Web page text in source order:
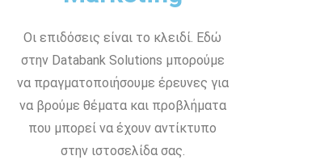
Οι επιδόσεις είναι το κλειδί. Εδώ
στην Databank Solutions μπορούμε
να πραγματοποιήσουμε έρευνες για
να βρούμε θέματα και προβλήματα
που μπορεί να έχουν αντίκτυπο
στην ιστοσελίδα σας.